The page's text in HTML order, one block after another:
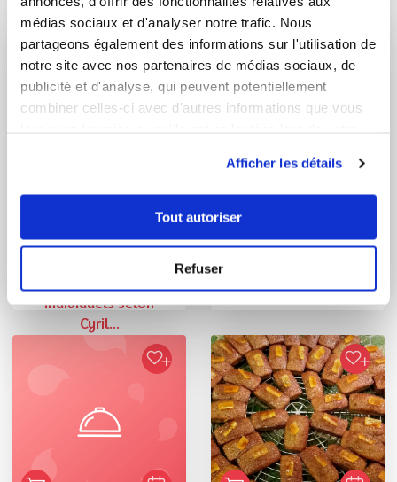
médias sociaux et d'analyser notre trafic. Nous
partageons également des informations sur l'utilisation de
notre site avec nos partenaires de médias sociaux, de
publicité et d'analyse, qui peuvent potentiellement
combiner celles-ci avec d'autres informations que vous
Afficher les détails
Tout autoriser
Refuser
Conseillère Guy Demarle
individuels selon
Cyril...